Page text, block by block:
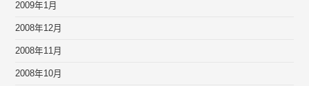
2009年1月
2008年12月
2008年11月
2008年10月